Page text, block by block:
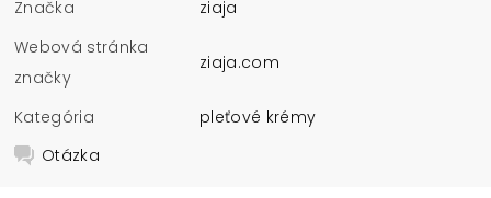
Značka
ziaja
Webová stránka
značky
ziaja.com
Kategória
pleťové krémy
Otázka